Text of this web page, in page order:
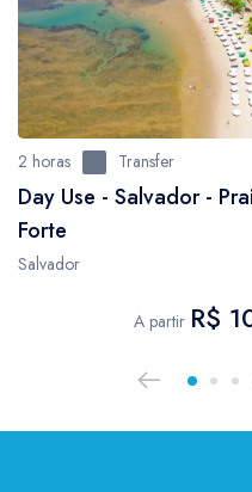
2 horas Transfer
Day Use - Salvador -
Forte
Salvador
A partir R$